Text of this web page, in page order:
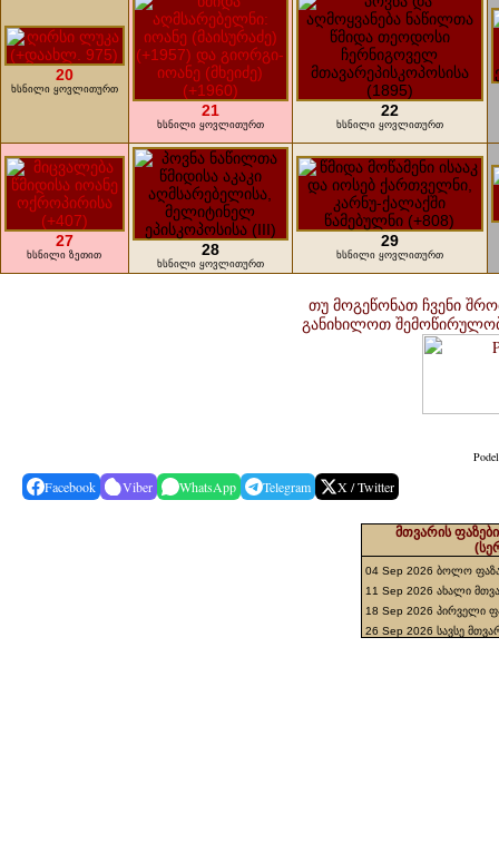
20
ხსნილი ყოვლითურთ
21
ხსნილი ყოვლითურთ
22
ხსნილი ყოვლითურთ
27
ხსნილი ზეთით 28
ხსნილი ყოვლითურთ
29
ხსნილი ყოვლითურთ
თუ მოგეწონათ ჩვენი
განიხილოთ
Facebook Viber WhatsApp Telegram X / Twitter
მთვარის
04 Sep 2026 ბოლო
11 Sep 2026 ახალი
18 Sep 2026 პირველი
26 Sep 2026 სავსე